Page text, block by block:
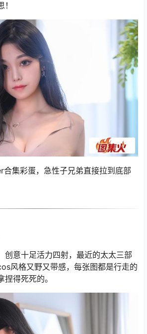
合集彩蛋，急性子兄弟直接拉到底部
创意十足活力四射，最近的太太三部
风格又野又带感，每张图都是行走的
得死死的。